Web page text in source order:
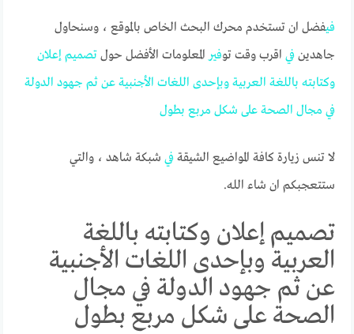
فيفضل ان تستخدم محرك البحث الخاص بالموقع ، وسنحاول
جاهدينفي اقرب وقت توفي ر المعلومات الأفضل حولتصميم إعلان
وكتابته باللغة العربية وبإحدى اللغات الأجنبية عن ثم جهود الدولة
في مجال الصحة على شكل مربع بطول
لا تنس زيارة كافة المواضيع الشيقةفي شبكة شاهد ، والتي
ستتعجبكم ان شاء الله.
تصميم إعلان وكتابته باللغة
العربية وبإحدى اللغات الأجنبية
عن ثم جهود الدولة في مجال
الصحة على شكل مربع بطول